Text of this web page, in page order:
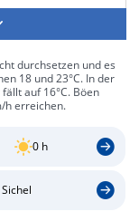
durchsetzen und es
18 und 23°C. In der
auf 16°C. Böen
h erreichen.
0 h